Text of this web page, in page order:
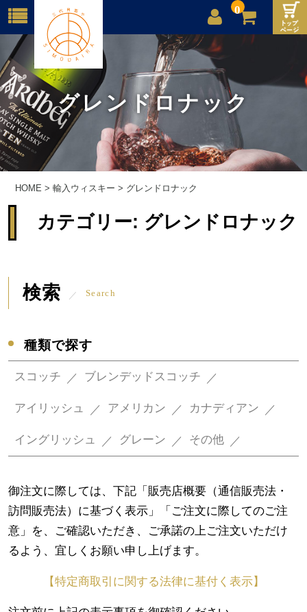
0
店舗案内
ご利用案内
送料
お問合せ
グレンドロナック
HOME >輸入ウィスキー > グレンドロナック
カテゴリー: グレンドロナック
検索 Search
種類で探す
スコッチ ブレンデッドスコッチ
アイリッシュ アメリカン カナディアン
イングリッシュ グレーン その他
御注文に際しては、下記「販売店概要（通信販売法・
訪問販売法）に基づく表示」「ご注文に際してのご注
意」を、ご確認いただき、ご承諾の上ご注文いただけ
るよう、宜しくお願い申し上げます。
【特定商取引に関する法律に基付く表示】